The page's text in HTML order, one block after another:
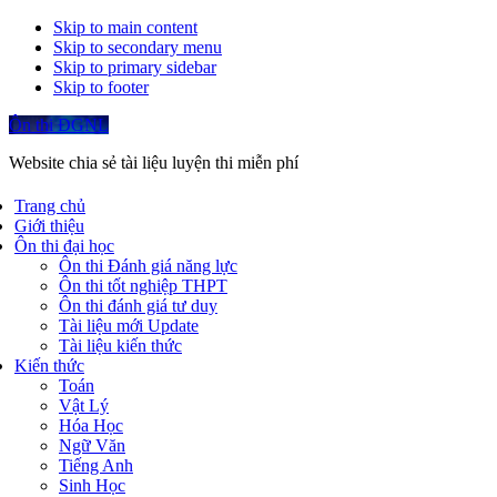
Skip to main content
Skip to secondary menu
Skip to primary sidebar
Skip to footer
Ôn thi ĐGNL
Website chia sẻ tài liệu luyện thi miễn phí
Trang chủ
Giới thiệu
Ôn thi đại học
Ôn thi Đánh giá năng lực
Ôn thi tốt nghiệp THPT
Ôn thi đánh giá tư duy
Tài liệu mới Update
Tài liệu kiến thức
Kiến thức
Toán
Vật Lý
Hóa Học
Ngữ Văn
Tiếng Anh
Sinh Học